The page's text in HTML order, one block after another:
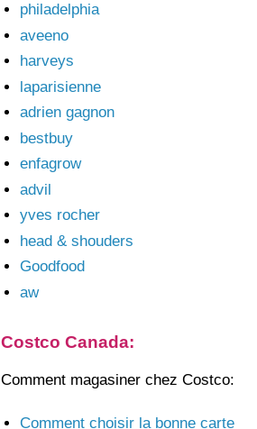
philadelphia
aveeno
harveys
laparisienne
adrien gagnon
bestbuy
enfagrow
advil
yves rocher
head & shouders
Goodfood
aw
Costco Canada:
Comment magasiner chez Costco:
Comment choisir la bonne carte